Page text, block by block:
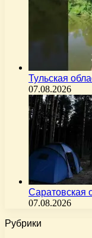
Тульская
07.08.2026
Саратовская
07.08.2026
Рубрики